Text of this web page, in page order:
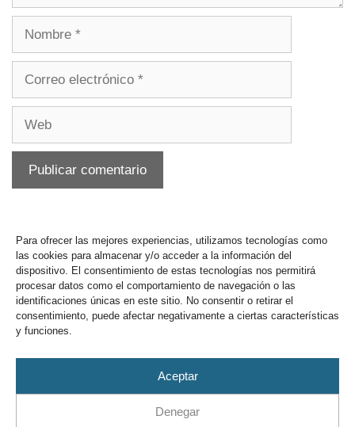
Para ofrecer las mejores experiencias, utilizamos tecnologías como
las cookies para almacenar y/o acceder a la información del
dispositivo. El consentimiento de estas tecnologías nos permitirá
procesar datos como el comportamiento de navegación o las
identificaciones únicas en este sitio. No consentir o retirar el
consentimiento, puede afectar negativamente a ciertas características
y funciones.
Aceptar
Denegar
Buzón y sugerencias